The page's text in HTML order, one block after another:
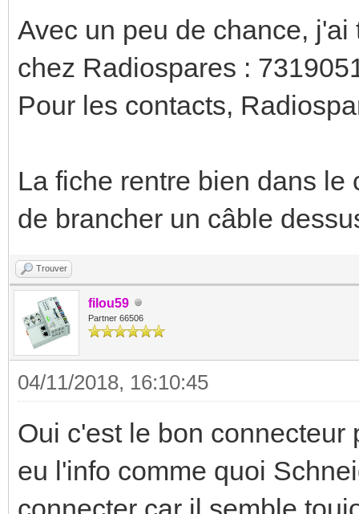
Avec un peu de chance,
chez Radiospares :
Pour les contacts,
La fiche rentre bien dans le
de brancher un câble
Trouver
filou59
Partner 66506
04/11/2018, 16:10:45
Oui c'est le bon connecteur
eu l'info comme quoi